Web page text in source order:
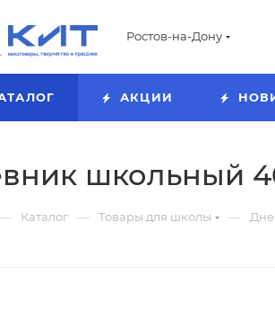
Ростов-на-Дону
АКЦИИ
школьный
Каталог — Товары для школы —